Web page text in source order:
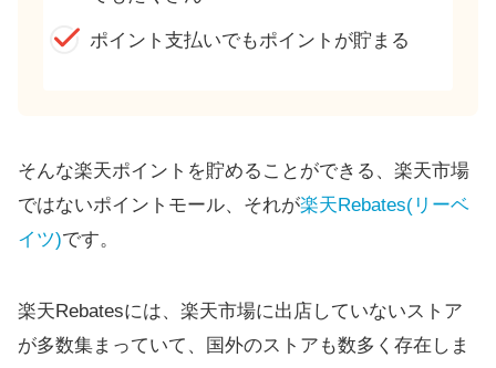
ポイント支払いでもポイントが貯まる
そんな楽天ポイントを貯めることができる、楽天市場
ではないポイントモール、それが楽天Rebates(リーベ
イツ)です。
楽天Rebatesには、楽天市場に出店していないストア
が多数集まっていて、国外のストアも数多く存在しま